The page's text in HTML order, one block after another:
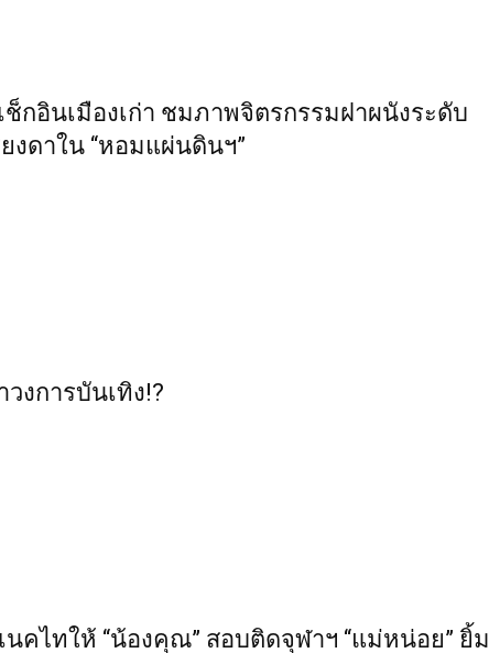
ช็กอินเมืองเก่า ชมภาพจิตรกรรมฝาผนังระดับ
งดาใน “หอมแผ่นดินฯ”
งการบันเทิง!?
นคไทให้ “น้องคุณ” สอบติดจุฬาฯ “แม่หน่อย” ยิ้ม